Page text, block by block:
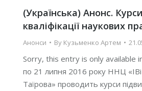
(Українська) Анонс.
кваліфікації наукових
Анонси By Кузьменко Артем
Sorry, this entry is only available
по 21 липня 2016 року ННЦ
Таїрова» проводить курси